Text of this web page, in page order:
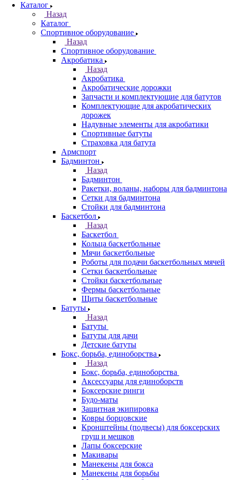
Каталог
Назад
Каталог
Спортивное оборудование
Назад
Спортивное оборудование
Акробатика
Назад
Акробатика
Акробатические дорожки
Запчасти и комплектующие для батутов
Комплектующие для акробатических
дорожек
Надувные элементы для акробатики
Спортивные батуты
Страховка для батута
Армспорт
Бадминтон
Назад
Бадминтон
Ракетки, воланы, наборы для бадминтона
Сетки для бадминтона
Стойки для бадминтона
Баскетбол
Назад
Баскетбол
Кольца баскетбольные
Мячи баскетбольные
Роботы для подачи баскетбольных мячей
Сетки баскетбольные
Стойки баскетбольные
Фермы баскетбольные
Щиты баскетбольные
Батуты
Назад
Батуты
Батуты для дачи
Детские батуты
Бокс, борьба, единоборства
Назад
Бокс, борьба, единоборства
Аксессуары для единоборств
Боксерские ринги
Будо-маты
Защитная экипировка
Ковры борцовские
Кронштейны (подвесы) для боксерских
груш и мешков
Лапы боксерские
Макивары
Манекены для бокса
Манекены для борьбы